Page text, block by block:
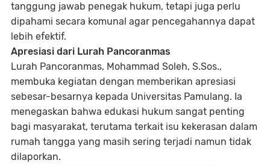
tanggung jawab penegak hukum, tetapi juga perlu
dipahami secara komunal agar pencegahannya dapat
lebih efektif.
Apresiasi dari Lurah Pancoranmas
Lurah Pancoranmas, Mohammad Soleh, S.Sos.,
membuka kegiatan dengan memberikan apresiasi
sebesar-besarnya kepada Universitas Pamulang. Ia
menegaskan bahwa edukasi hukum sangat penting
bagi masyarakat, terutama terkait isu kekerasan dalam
rumah tangga yang masih sering terjadi namun tidak
dilaporkan.